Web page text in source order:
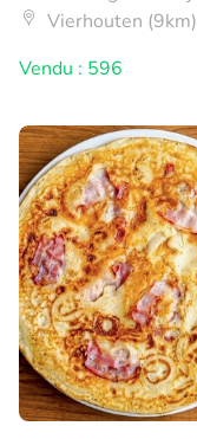
Vierhouten (9km)
Vendu : 596